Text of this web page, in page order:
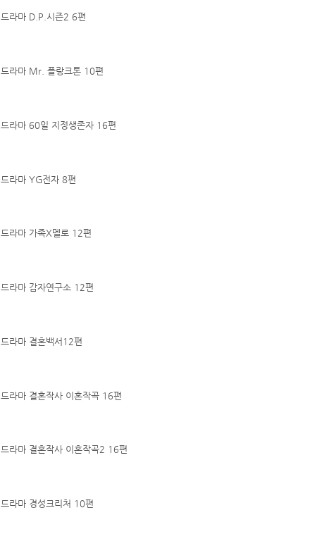
드라마 D.P.시즌2 6편
드라마 Mr. 플랑크톤 10편
드라마 60일 지정생존자 16편
드라마 YG전자 8편
드라마 가족X멜로 12편
드라마 감자연구소 12편
드라마 결혼백서12편
드라마 결혼작사 이혼작곡 16편
드라마 결혼작사 이혼작곡2 16편
드라마 경성크리처 10편